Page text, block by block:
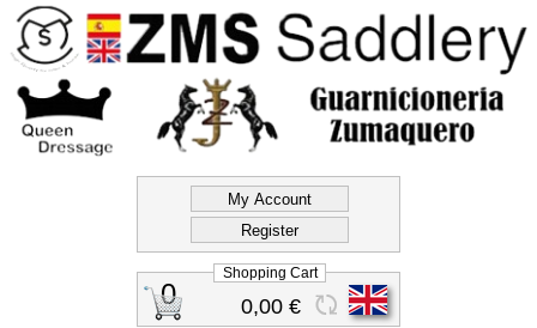
Official Store Zms
Saddlery
0 0,00 €
Shopping Cart